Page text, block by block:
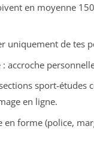
en moyenne
uniquement de tes
: accroche
sport-
en ligne.
en forme (police,